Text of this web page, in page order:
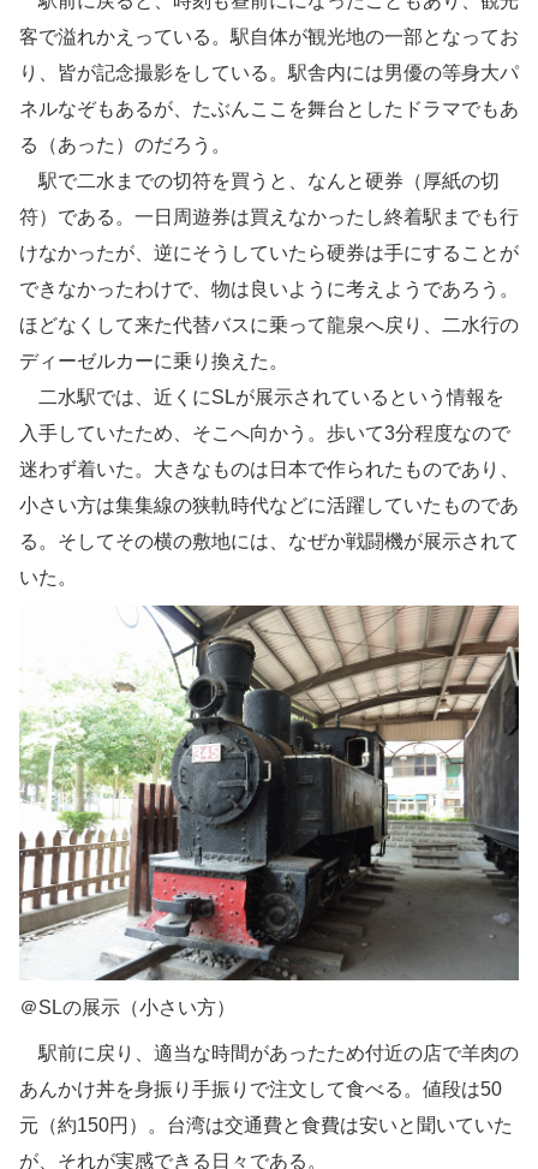
客で溢れかえっている。駅自体が観光地の一部となってお
り、皆が記念撮影をしている。駅舎内には男優の等身大パ
ネルなぞもあるが、たぶんここを舞台としたドラマでもあ
る（あった）のだろう。
駅で二水までの切符を買うと、なんと硬券（厚紙の切
符）である。一日周遊券は買えなかったし終着駅までも行
けなかったが、逆にそうしていたら硬券は手にすることが
できなかったわけで、物は良いように考えようであろう。
ほどなくして来た代替バスに乗って龍泉へ戻り、二水行の
ディーゼルカーに乗り換えた。
二水駅では、近くにSLが展示されているという情報を
入手していたため、そこへ向かう。歩いて3分程度なので
迷わず着いた。大きなものは日本で作られたものであり、
小さい方は集集線の狭軌時代などに活躍していたものであ
る。そしてその横の敷地には、なぜか戦闘機が展示されて
いた。
＠SLの展示（小さい方）
駅前に戻り、適当な時間があったため付近の店で羊肉の
あんかけ丼を身振り手振りで注文して食べる。値段は50
元（約150円）。台湾は交通費と食費は安いと聞いていた
が、それが実感できる日々である。